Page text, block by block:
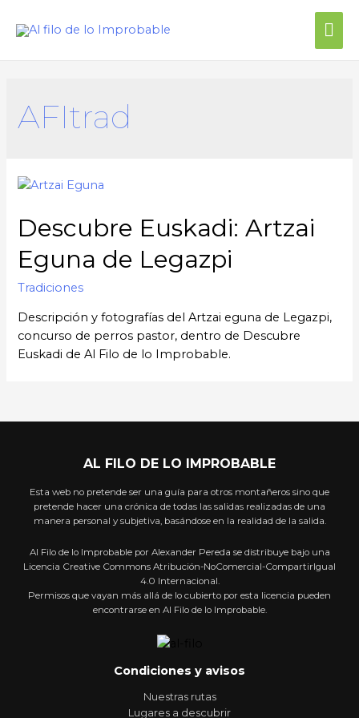
AFItrad
Descubre Euskadi: Artzai
Eguna de Legazpi
Tradiciones
Descripción y fotografías del Artzai eguna de Legazpi,
concurso de perros pastor, dentro de Descubre
Euskadi de Al Filo de lo Improbable.
AL FILO DE LO IMPROBABLE
Esta web no pretende ser una guía para otros montañeros sino que
pretende hacer una crónica de todas las salidas realizadas de una
manera personal y subjetiva, basándose en la realidad de la salida.
Al Filo de lo Improbable por Alexander Pereda se distribuye bajo una
Licencia Creative Commons Atribución-NoComercial-CompartirIgual
4.0 Internacional.
Permisos que vayan más allá de lo cubierto por esta licencia pueden
encontrarse en Al Filo de lo Improbable.
Condiciones y avisos
Nuestras rutas
Lugares a descubrir